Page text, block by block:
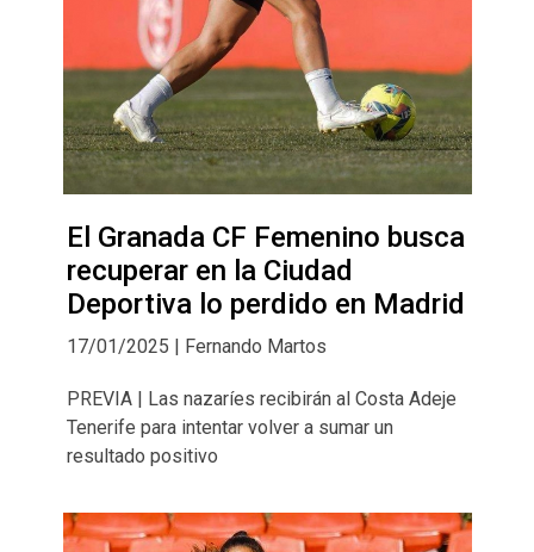
El Granada CF Femenino busca
recuperar en la Ciudad
Deportiva lo perdido en Madrid
17/01/2025 | Fernando Martos
PREVIA | Las nazaríes recibirán al Costa Adeje
Tenerife para intentar volver a sumar un
resultado positivo